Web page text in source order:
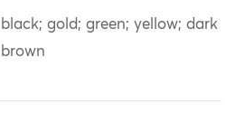
black; gold; green; yellow; dark
brown